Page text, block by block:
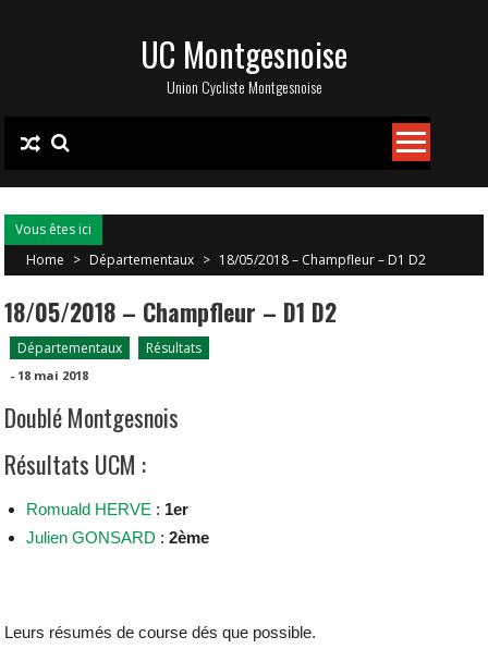
UC Montgesnoise
Union Cycliste Montgesnoise
Vous êtes ici
Home > Départementaux > 18/05/2018 – Champfleur – D1 D2
18/05/2018 – Champfleur – D1 D2
Départementaux Résultats
- 18 mai 2018
Doublé Montgesnois
Résultats UCM :
Romuald HERVE : 1er
Julien GONSARD :2ème
Leurs résumés de course dés que possible.